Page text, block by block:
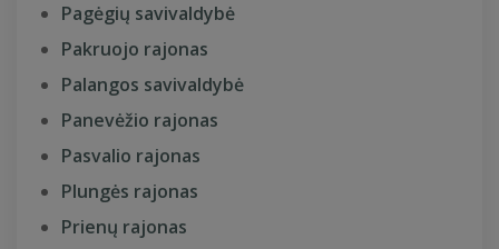
Pagėgių savivaldybė
Pakruojo rajonas
Palangos savivaldybė
Panevėžio rajonas
Pasvalio rajonas
Plungės rajonas
Prienų rajonas